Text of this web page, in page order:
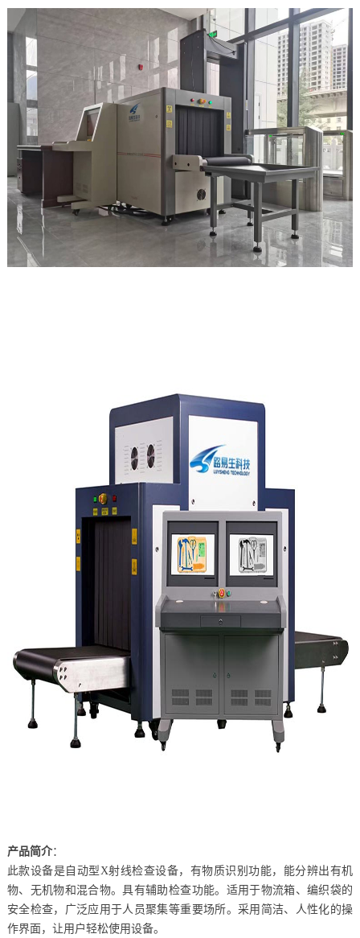
产品简介：
此款设备是自动型X射线检查设备，有物质识别功能，能分辨出有机
物、无机物和混合物。具有辅助检查功能。适用于物流箱、编织袋的
安全检查，广泛应用于人员聚集等重要场所。采用简洁、人性化的操
作界面，让用户轻松使用设备。